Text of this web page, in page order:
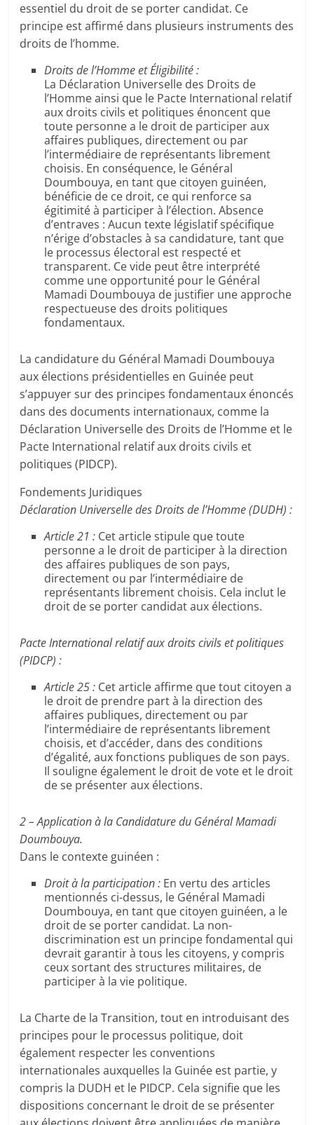
essentiel du droit de se porter candidat. Ce
principe est affirmé dans plusieurs instruments des
droits de l’homme.
Droits de l’Homme et Éligibilité :
La Déclaration Universelle des Droits de
l’Homme ainsi que le Pacte International relatif
aux droits civils et politiques énoncent que
toute personne a le droit de participer aux
affaires publiques, directement ou par
l’intermédiaire de représentants librement
choisis. En conséquence, le Général
Doumbouya, en tant que citoyen guinéen,
bénéficie de ce droit, ce qui renforce sa
égitimité à participer à l’élection. Absence
d’entraves : Aucun texte législatif spécifique
n’érige d’obstacles à sa candidature, tant que
le processus électoral est respecté et
transparent. Ce vide peut être interprété
comme une opportunité pour le Général
Mamadi Doumbouya de justifier une approche
respectueuse des droits politiques
fondamentaux.
La candidature du Général Mamadi Doumbouya
aux élections présidentielles en Guinée peut
s’appuyer sur des principes fondamentaux énoncés
dans des documents internationaux, comme la
Déclaration Universelle des Droits de l’Homme et le
Pacte International relatif aux droits civils et
politiques (PIDCP).
Fondements Juridiques
Déclaration Universelle des Droits de l’Homme (DUDH) :
Article 21 : Cet article stipule que toute
personne a le droit de participer à la direction
des affaires publiques de son pays,
directement ou par l’intermédiaire de
représentants librement choisis. Cela inclut le
droit de se porter candidat aux élections.
Pacte International relatif aux droits civils et politiques
(PIDCP) :
Article 25 : Cet article affirme que tout citoyen a
le droit de prendre part à la direction des
affaires publiques, directement ou par
l’intermédiaire de représentants librement
choisis, et d’accéder, dans des conditions
d’égalité, aux fonctions publiques de son pays.
Il souligne également le droit de vote et le droit
de se présenter aux élections.
2 – Application à la Candidature du Général Mamadi
Doumbouya.
Dans le contexte guinéen :
Droit à la participation : En vertu des articles
mentionnés ci-dessus, le Général Mamadi
Doumbouya, en tant que citoyen guinéen, a le
droit de se porter candidat. La non-
discrimination est un principe fondamental qui
devrait garantir à tous les citoyens, y compris
ceux sortant des structures militaires, de
participer à la vie politique.
La Charte de la Transition, tout en introduisant des
principes pour le processus politique, doit
également respecter les conventions
internationales auxquelles la Guinée est partie, y
compris la DUDH et le PIDCP. Cela signifie que les
dispositions concernant le droit de se présenter